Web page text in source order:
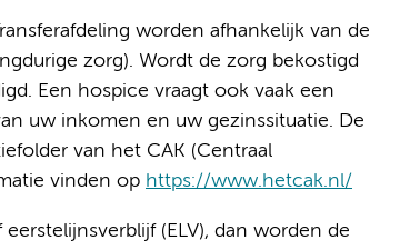
worden afhankelijk van de
zorg). Wordt de zorg bekostigd
Een hospice vraagt ook vaak een
uw inkomen en uw gezinssituatie. De
van het CAK (Centraal
vinden op https://www.hetcak.nl/
(ELV), dan worden de